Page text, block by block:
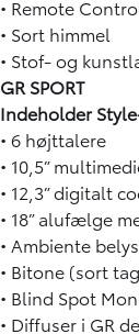
• Remote
• Sort himmel
• Stof- og
GR SPORT
Indeholder
• 6 højttalere
• 10,5”
• 12,3” digitalt
• 18” alufælge
• Ambiente
• Bitone (sort
• Blind Spot
• Diffuser i GR